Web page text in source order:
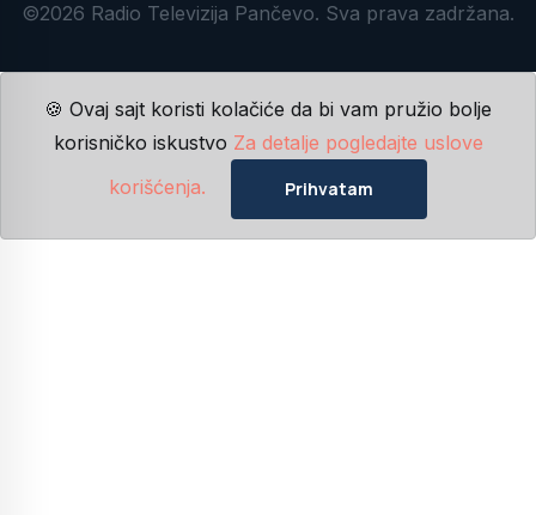
©2026 Radio Televizija Pančevo. Sva prava zadržana.
🍪 Ovaj sajt koristi kolačiće da bi vam pružio bolje
korisničko iskustvo Za detalje pogledajte uslove
korišćenja.
Prihvatam